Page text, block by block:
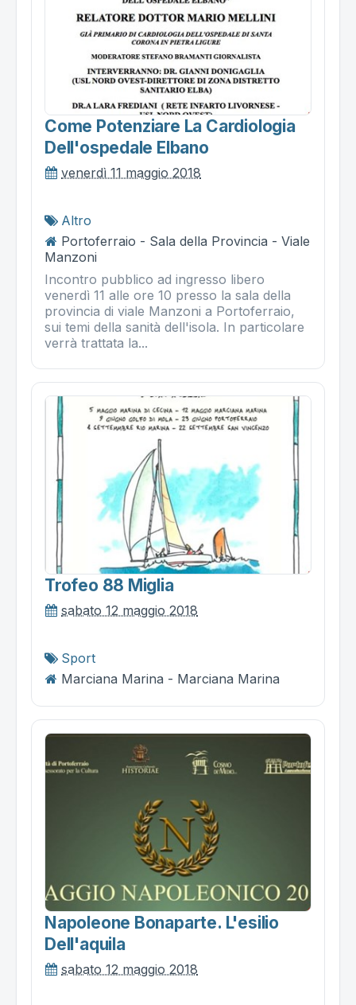
Come Potenziare La Cardiologia
Dell'ospedale Elbano
venerdì 11 maggio 2018
Altro
Portoferraio - Sala della Provincia - Viale
Manzoni
Incontro pubblico ad ingresso libero
venerdì 11 alle ore 10 presso la sala della
provincia di viale Manzoni a Portoferraio,
sui temi della sanità dell'isola. In particolare
verrà trattata la...
Trofeo 88 Miglia
sabato 12 maggio 2018
Sport
Marciana Marina - Marciana Marina
Napoleone Bonaparte. L'esilio
Dell'aquila
sabato 12 maggio 2018